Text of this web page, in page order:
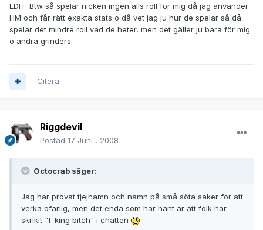
EDIT: Btw så spelar nicken ingen alls roll för mig då jag använder
HM och får rätt exakta stats o då vet jag ju hur de spelar så då
spelar det mindre roll vad de heter, men det gäller ju bara för mig
o andra grinders.
Citera
Riggdevil
Postad 17 Juni , 2008
Octocrab säger:
Jag har provat tjejnamn och namn på små söta saker för att
verka ofarlig, men det enda som har hänt är att folk har
skrikit "f-king bitch" i chatten